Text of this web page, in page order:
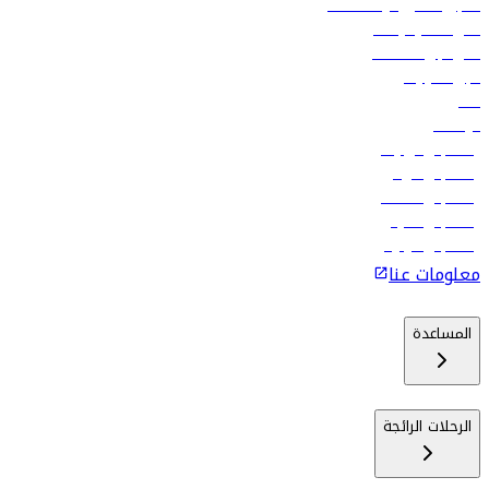
تسجيل الدخول لوكلاء السفر
أدنى أسعار الرحلات
فلاي دبي للعطلات
تأجير السيارات
فنادق
الوظائف
رحلات إلى تبيليسي
رحلات إلى الرياض
رحلات إلى مسقط
رحلات إلى ماليه
رحلات إلى كولومبو
معلومات عنا
المساعدة
الرحلات الرائجة